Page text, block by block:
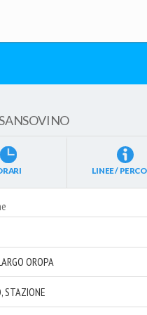
LINEE /
OROPA
STAZIONE